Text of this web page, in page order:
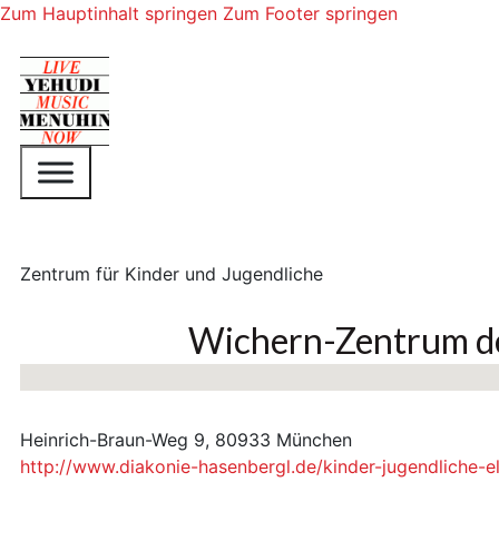
Zum Hauptinhalt springen Zum Footer springen
Zentrum für Kinder und Jugendliche
Wichern-Zentrum
Heinrich-Braun-Weg 9, 80933 München
http://www.diakonie-hasenbergl.de/kinder-jugendliche-